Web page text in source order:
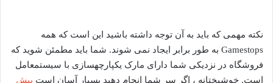
نکته مهمی که باید به آن توجه داشته باشید این است که همه
Gamestops به طور برابر ایجاد نمی شوند. شما باید مطمئن شوید که
فروشگاه در نزدیکی شما دارای مارک یکپارچهسازی با سیستمعامل
است. خوشبختانه ، اگر سر شما انجام دهید بسیار آسان است بیش